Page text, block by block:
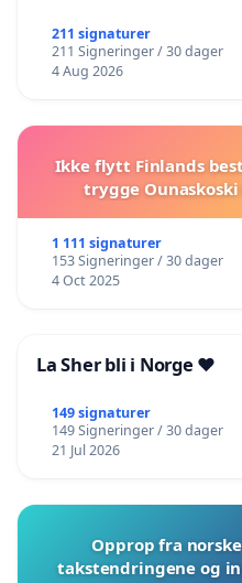
211 signaturer
211 Signeringer / 30 dager
4 Aug 2026
Ikke flytt Finlands
trygge
1 111 signaturer
153 Signeringer / 30 dager
4 Oct 2025
La Sher bli i Norge ❤️
149 signaturer
149 Signeringer / 30 dager
21 Jul 2026
Opprop fra
takstendringene og